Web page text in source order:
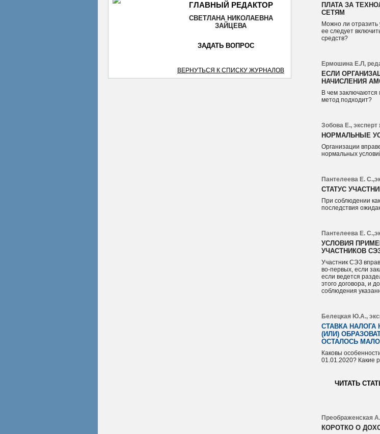
ГЛАВНЫЙ РЕДАКТОР
СВЕТЛАНА НИКОЛАЕВНА
ЗАЙЦЕВА
ЗАДАТЬ ВОПРОС
ВЕРНУТЬСЯ К СПИСКУ ЖУРНАЛОВ
ПЛАТА ЗА
СЕТЯМ
Можно ли отразить
ее следует
средств?
Ермошина Е.Л,
ЕСЛИ
НАЧИСЛЕНИЯ
В чем
метод подходит?
Зобова Е.,
НОРМАЛЬНЫЕ
Организации
нормальных
Пантелеева Е.
СТАТУС
При соблюдении
последствия
Пантелеева Е.
УСЛОВИЯ
УЧАСТНИКОВ
Участник СЭЗ
во-первых, если
если ведется
этого договора, и
соблюдения
Белецкая Ю.А.,
СТАВКА
(ИЛИ)
ОСТАЛОСЬ
Каковы
01.01.2020? Какие
ЧИТАТЬ
Преображенская
КОРОТКО О
ОТПРАВИТЬ